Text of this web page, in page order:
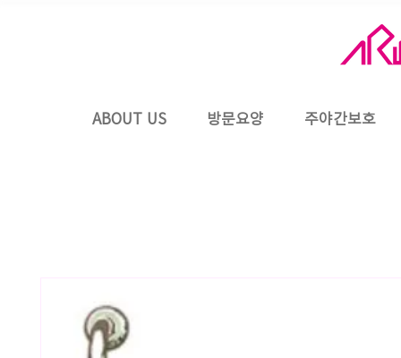
ABOUT US 방문요양 주야간보호